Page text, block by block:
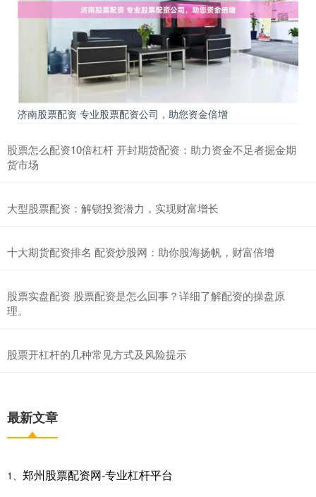
济南股票配资 专业股票配资公司，助您资金倍增
股票怎么配资10倍杠杆 开封期货配资：助力资金不足者掘金期
货市场
大型股票配资：解锁投资潜力，实现财富增长
十大期货配资排名 配资炒股网：助你股海扬帆，财富倍增
股票实盘配资 股票配资是怎么回事？详细了解配资的操盘原
理。
股票开杠杆的几种常见方式及风险提示
最新文章
1、 郑州股票配资网-专业杠杆平台